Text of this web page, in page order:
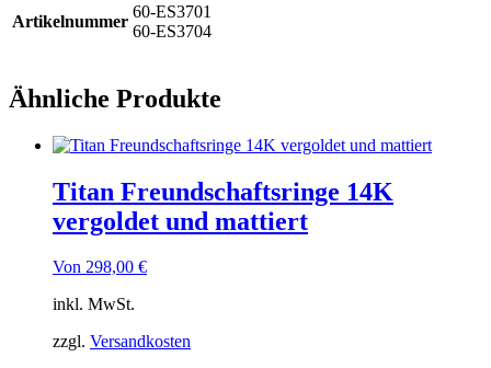
Artikelnummer
60-ES3701
60-ES3704
Ähnliche Produkte
Titan Freundschaftsringe 14K
vergoldet und mattiert
Von 298,00 €
inkl. MwSt.
zzgl. Versandkosten